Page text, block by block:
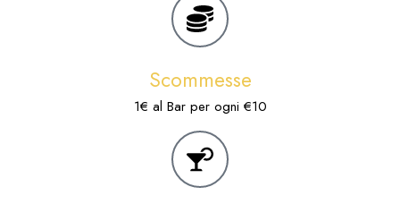
Scommesse
1€ al Bar per ogni €10